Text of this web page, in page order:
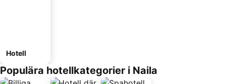
Hotell
Populära hotellkategorier i Naila